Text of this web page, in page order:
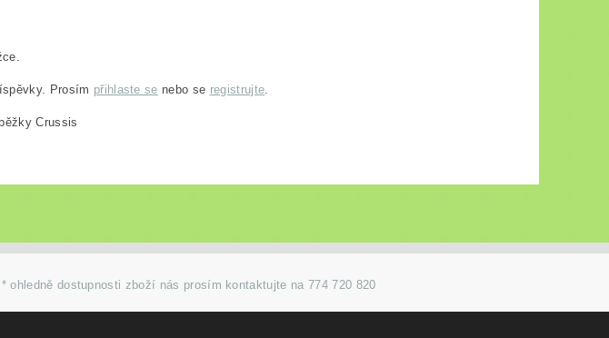
Prosím přihlaste se nebo se registrujte.
Crussis
ohledně dostupnosti zboží nás prosím kontaktujte na 774 720 820